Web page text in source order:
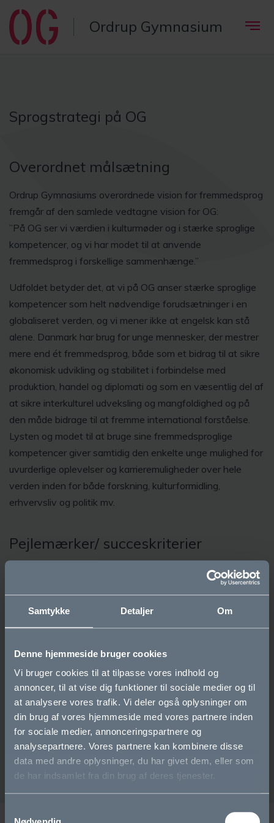
Samtykke Detaljer Om
Denne hjemmeside bruger cookies
Vi bruger cookies til at tilpasse vores indhold og
annoncer, til at vise dig funktioner til sociale medier og til
at analysere vores trafik. Vi deler også oplysninger om
din brug af vores hjemmeside med vores partnere inden
for sociale medier, annonceringspartnere og
analysepartnere. Vores partnere kan kombinere disse
data med andre oplysninger, du har givet dem, eller som
de har indsamlet fra din brug af deres tjenester.
Ordrup Gymnasium
Sprogstrategi på OG
Overordnet målsætning
Ordrup Gymnasiums overordnede vision for fremmedsprog
fremgår af den samlede vedtagne vision for OG:
”På OG ser vi værdien i kulturmøder og i stærke sproglige
kompetencer, og vi har modet til at anvende
fremmedsprog i forskellige sammenhænge.”
Udfoldet betyder det, at vi på OG anser stærke sproglige
kompetencer som helt nødvendige forudsætninger i en
globaliseret verden, og vi mener ikke at engelsk kan stå
alene. Danmark har brug for unge mennesker, der mestrer
mere end ét fremmedsprog, både som et bidrag til at sikre
økonomisk udvikling og stabilitet i forbindelse med
produktion, handel og diplomati og som en væsentlig del af
at sikre interkulturel udveksling og mangfoldighed og på
den måde bidrage til at fremme international forståelse.
Lysten og modet til at bruge sine fremmedsproglige
kompetencer giver samtidig den enkelte unge mulighed for
uvurderlige oplevelser og karrieremuligheder over hele
verden inden for både forskning, kulturformidling,
erhvervsliv og politik mv.
Pejlemærker/ succeskriterier
Det er et mål at få flere unge i både nærliggende
grundskolers udskoling og på gymnasiet til at opleve
til at deltage i aktiviteter, der kræver fremmedsproglige
kompetencer både på skolen og udenfor, herunder ved
sprogrejser og udveksling, samt sikre at elever får
kendskab til fremmedsprog som en karrierevej, bl.a. som
videregående uddannelsesretning og som
tillægskompetence på de videregående uddannelser.